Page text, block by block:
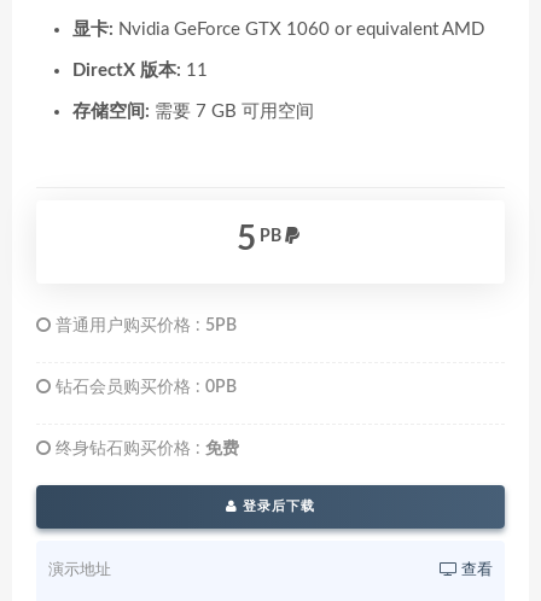
显卡: Nvidia GeForce GTX 1060 or equivalent AMD
DirectX 版本: 11
存储空间: 需要 7 GB 可用空间
5 PB
普通用户购买价格 : 5PB
钻石会员购买价格 : 0PB
终身钻石购买价格 : 免费
登录后下载
演示地址 查看